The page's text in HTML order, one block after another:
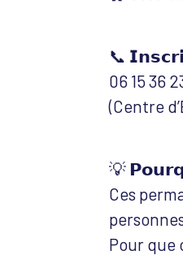
📞
06 15 36
(Centre
💡
Ces
Pour que